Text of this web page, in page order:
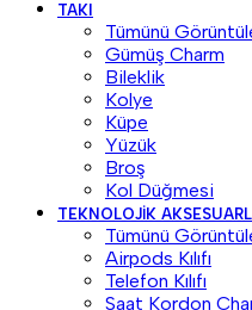
TAKI
Tümünü
Gümüş Charm
Bileklik
Kolye
Küpe
Yüzük
Broş
Kol Düğmesi
TEKNOLOJIK
Tümünü
Airpods Kılıfı
Telefon Kılıfı
Saat Kordon